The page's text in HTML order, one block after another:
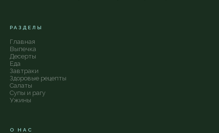
РАЗДЕЛЫ
Главная
Выпечка
Десерты
Еда
Завтраки
Здоровые рецепты
Салаты
Супы и рагу
Ужины
О НАС